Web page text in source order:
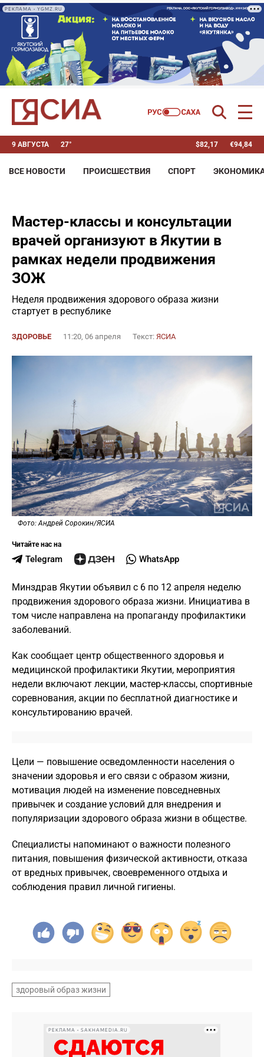
РЕКЛАМА • YGMZ.RU
9 АВГУСТА 27° $82,17 €94,84
ВСЕ НОВОСТИ ПРОИСШЕСТВИЯ СПОРТ
Мастер-классы и консультации
врачей организуют в Якутии в
рамках недели продвижения
ЗОЖ
Неделя продвижения здорового образа жизни
стартует в республике
ЗДОРОВЬЕ 11:20, 06 апреля Текст: ЯСИА
Фото: Андрей Сорокин/ЯСИА
Читайте нас на
Telegram WhatsApp
Минздрав Якутии объявил с 6 по 12 апреля неделю
продвижения здорового образа жизни. Инициатива в
том числе направлена на пропаганду профилактики
заболеваний.
Как сообщает центр общественного здоровья и
медицинской профилактики Якутии, мероприятия
недели включают лекции, мастер-классы, спортивные
соревнования, акции по бесплатной диагностике и
консультированию врачей.
Цели — повышение осведомленности населения о
значении здоровья и его связи с образом жизни,
мотивация людей на изменение повседневных
привычек и создание условий для внедрения и
популяризации здорового образа жизни в обществе.
Специалисты напоминают о важности полезного
питания, повышения физической активности, отказа
от вредных привычек, своевременного отдыха и
соблюдения правил личной гигиены.
здоровый образ жизни
РЕКЛАМА • SAKHAMEDIA.RU